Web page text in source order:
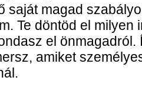
saját magad
Te döntöd el milyen
el önmagadról.
amiket